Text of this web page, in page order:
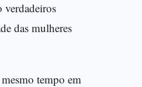
verdadeiros
das mulheres
tempo em